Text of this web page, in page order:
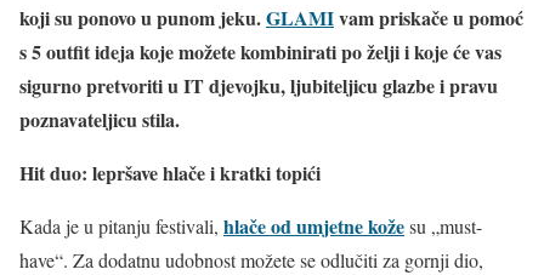
koji su ponovo u punom jeku.GLAMIvam priskače u pomoć
s 5 outfit ideja koje možete kombinirati po želji i koje će vas
sigurno pretvoriti u IT djevojku, ljubiteljicu glazbe i pravu
poznavateljicu stila.
Hit duo: lepršave hlače i kratki topići
Kada je u pitanju festivali, hlače od umjetne kožesu „must-
have“. Za dodatnu udobnost možete se odlučiti za gornji dio,